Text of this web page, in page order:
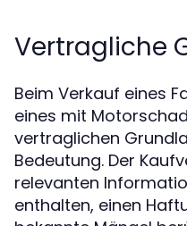
Vertragliche
Beim Verkauf eines
eines mit
vertraglichen
Bedeutung. Der
relevanten
enthalten, einen